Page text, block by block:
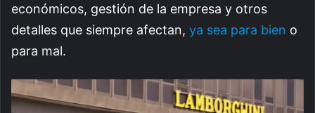
económicos, gestión de la empresa y otros
detalles que siempre afectan, ya sea para bien o
para mal.